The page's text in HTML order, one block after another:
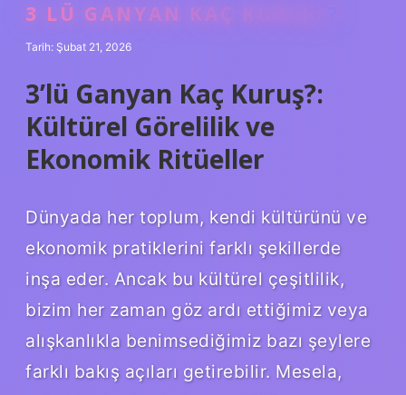
3 LÜ GANYAN KAÇ KURUŞ ?
Tarih: Şubat 21, 2026
3’lü Ganyan Kaç Kuruş?:
Kültürel Görelilik ve
Ekonomik Ritüeller
Dünyada her toplum, kendi kültürünü ve
ekonomik pratiklerini farklı şekillerde
inşa eder. Ancak bu kültürel çeşitlilik,
bizim her zaman göz ardı ettiğimiz veya
alışkanlıkla benimsediğimiz bazı şeylere
farklı bakış açıları getirebilir. Mesela,